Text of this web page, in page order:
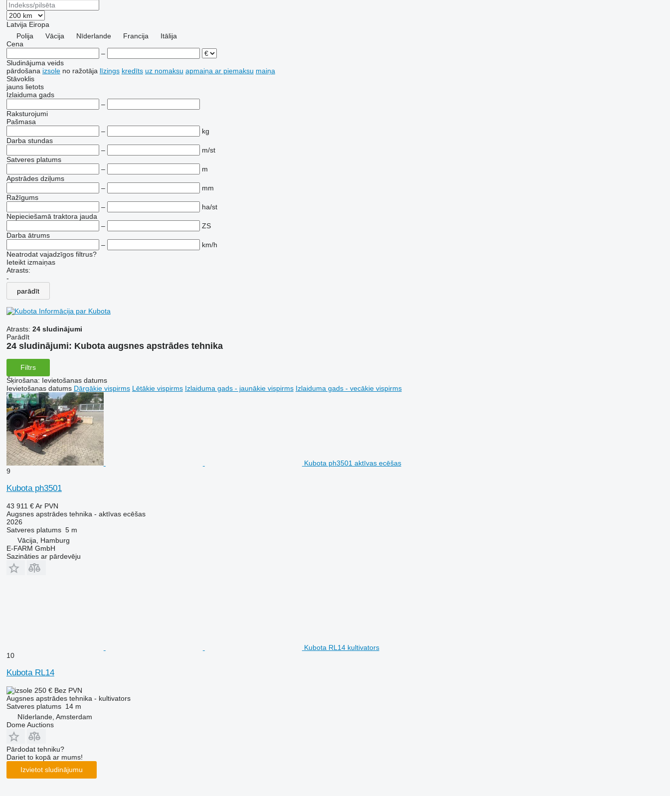
Latvija Eiropa
Polija
Vācija Nīderlande Francija
Itālija
Cena
–
Sludinājuma veids
pārdošana izsole no ražotāja līzings kredīts uz nomaksu apmaiņa ar piemaksu maiņa
Stāvoklis
jauns lietots
Izlaiduma gads
–
Raksturojumi
Pašmasa
–
kg
Darba stundas
–
m/st
Satveres platums
–
m
Apstrādes dziļums
–
mm
Ražīgums
–
ha/st
Nepieciešamā traktora jauda
–
ZS
Darba ātrums
–
km/h
Neatrodat vajadzīgos filtrus?
Ieteikt izmaiņas
Atrasts:
-
parādīt
Informācija par Kubota
Atrasts: 24 sludinājumi
Parādīt
24 sludinājumi: Kubota augsnes apstrādes tehnika
Filtrs
Šķirošana: Ievietošanas datums
Ievietošanas datums Dārgākie vispirms Lētākie vispirms Izlaiduma gads - jaunākie vispirms Izlaiduma gads - vecākie vispirms
Kubota ph3501 aktīvas ecēšas
9
Kubota ph3501
43 911 € Ar PVN
Augsnes apstrādes tehnika - aktīvas ecēšas
2026
Satveres platums 5 m
Vācija, Hamburg
E-FARM GmbH
Sazināties ar pārdevēju
Kubota RL14 kultivators
10
Kubota RL14
250 € Bez PVN
Augsnes apstrādes tehnika - kultivators
Satveres platums 14 m
Nīderlande, Amsterdam
Dome Auctions
Pārdodat tehniku?
Dariet to kopā ar mums!
Izvietot sludinājumu